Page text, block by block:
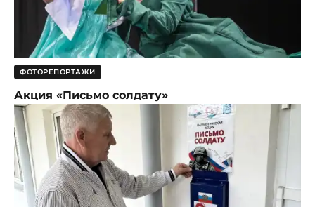
ФОТОРЕПОРТАЖИ
Акция «Письмо солдату»